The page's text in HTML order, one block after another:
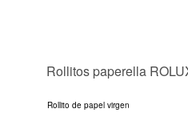
Rollitos paperella
Rollito de papel virgen